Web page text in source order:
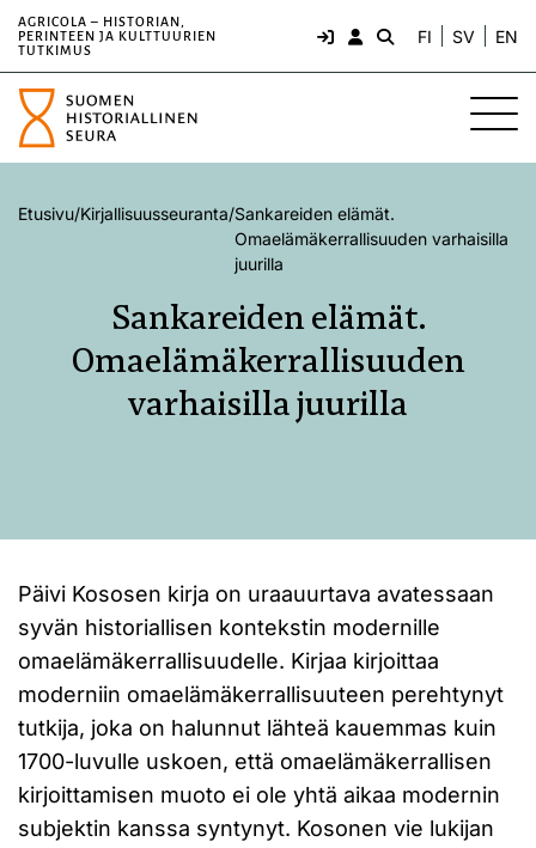
AGRICOLA – HISTORIAN,
PERINTEEN JA KULTTUURIEN
TUTKIMUS
FI SV EN
Etusivu/Kirjallisuusseuranta/Sankareiden elämät.
Omaelämäkerrallisuuden varhaisilla
juurilla
Sankareiden elämät.
Omaelämäkerrallisuuden
varhaisilla juurilla
Päivi Kososen kirja on uraauurtava avatessaan
syvän historiallisen kontekstin modernille
omaelämäkerrallisuudelle. Kirjaa kirjoittaa
moderniin omaelämäkerrallisuuteen perehtynyt
tutkija, joka on halunnut lähteä kauemmas kuin
1700-luvulle uskoen, että omaelämäkerrallisen
kirjoittamisen muoto ei ole yhtä aikaa modernin
subjektin kanssa syntynyt. Kosonen vie lukijan